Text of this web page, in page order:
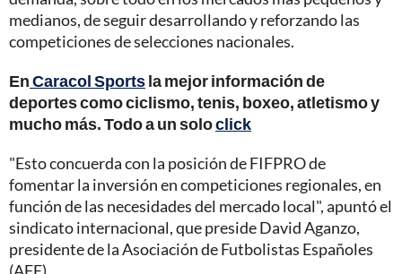
medianos, de seguir desarrollando y reforzando las
competiciones de selecciones nacionales.
EnCaracol Sportsla mejor información de
deportes como ciclismo, tenis, boxeo, atletismo y
mucho más. Todo a un soloclick
"Esto concuerda con la posición de FIFPRO de
fomentar la inversión en competiciones regionales, en
función de las necesidades del mercado local", apuntó el
sindicato internacional, que preside David Aganzo,
presidente de la Asociación de Futbolistas Españoles
(AFE).